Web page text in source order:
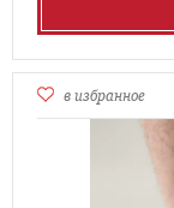
в избранное